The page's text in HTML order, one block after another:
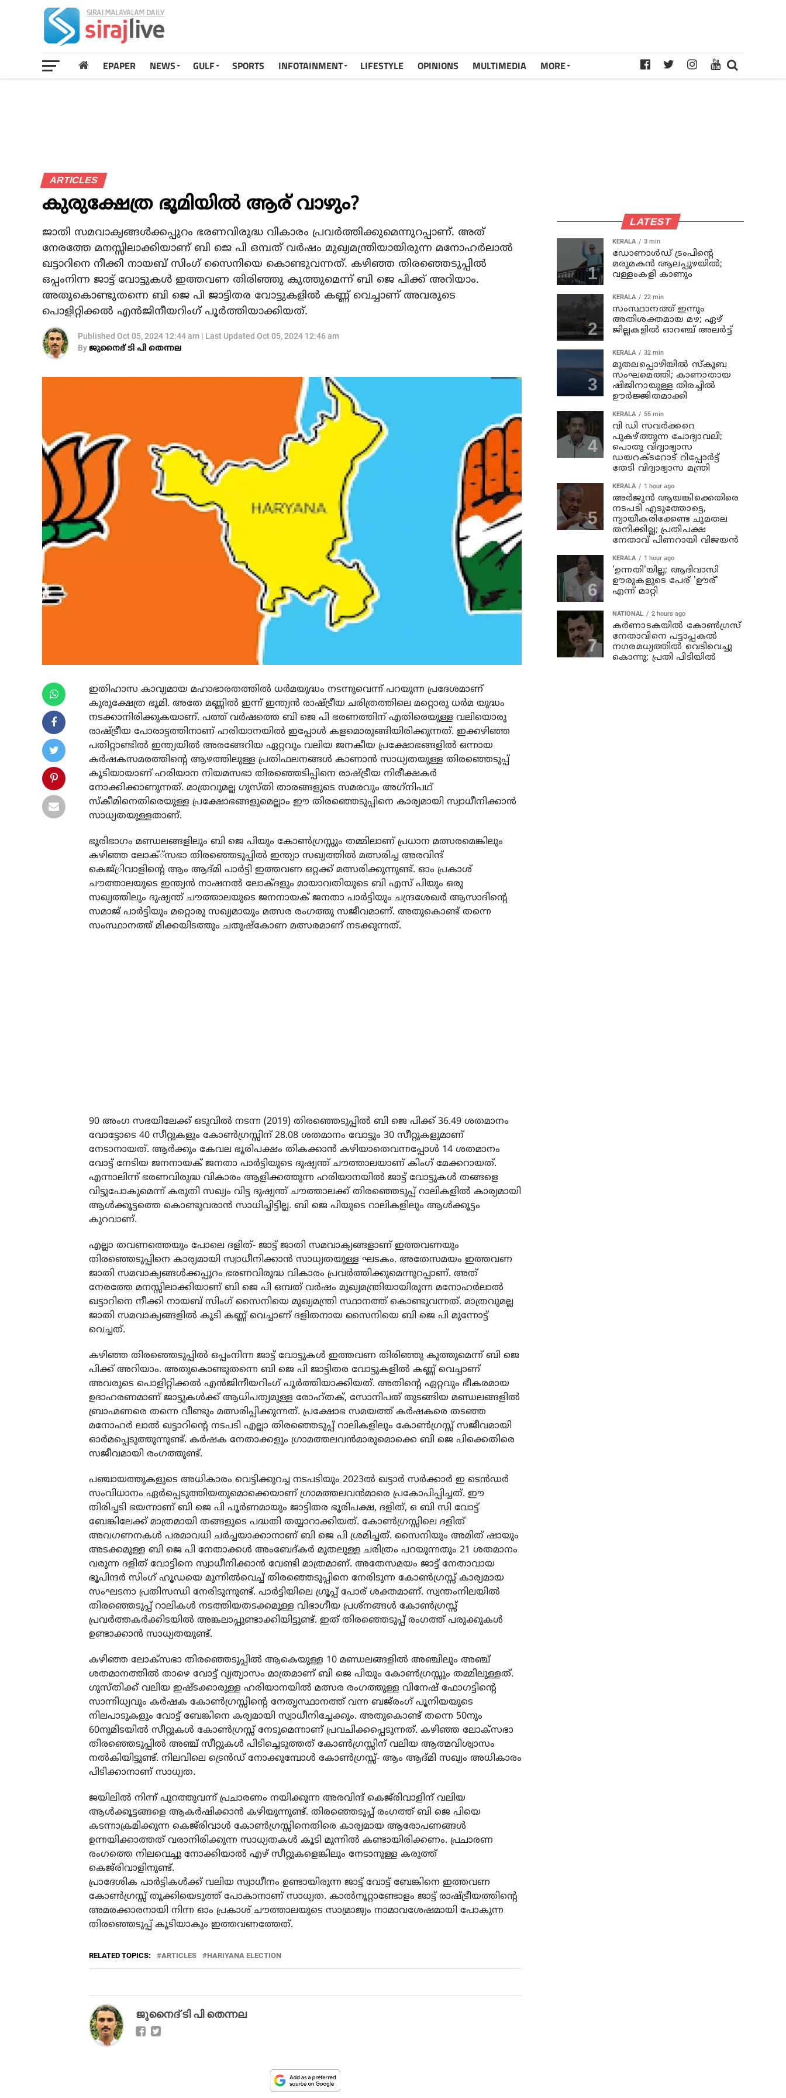
EPAPER NEWS GULF SPORTS INFOTAINMENT LIFESTYLE OPINIONS MULTIMEDIA MORE
ARTICLES
കുരുക്ഷേത്ര ഭൂമിയിൽ ആര് വാഴും?
ജാതി സമവാക്യങ്ങൾക്കപ്പുറം ഭരണവിരുദ്ധ വികാരം പ്രവർത്തിക്കുമെന്നുറപ്പാണ്. അത്
നേരത്തേ മനസ്സിലാക്കിയാണ് ബി ജെ പി ഒമ്പത് വർഷം മുഖ്യമന്ത്രിയായിരുന്ന മനോഹർലാൽ
ഖട്ടാറിനെ നീക്കി നായബ് സിംഗ് സൈനിയെ കൊണ്ടുവന്നത്. കഴിഞ്ഞ തിരഞ്ഞെടുപ്പിൽ
ഒപ്പംനിന്ന ജാട്ട് വോട്ടുകൾ ഇത്തവണ തിരിഞ്ഞു കുത്തുമെന്ന് ബി ജെ പിക്ക് അറിയാം.
അതുകൊണ്ടുതന്നെ ബി ജെ പി ജാട്ടിതര വോട്ടുകളിൽ കണ്ണ് വെച്ചാണ് അവരുടെ
പൊളിറ്റിക്കൽ എൻജിനീയറിംഗ് പൂർത്തിയാക്കിയത്.
Published Oct 05, 2024 12:44 am | Last Updated Oct 05, 2024 12:46 am
Byജുനൈദ് ടി പി തെന്നല
ഇതിഹാസ കാവ്യമായ മഹാഭാരതത്തിൽ ധർമയുദ്ധം നടന്നുവെന്ന് പറയുന്ന പ്രദേശമാണ്
കുരുക്ഷേത്ര ഭൂമി. അതേ മണ്ണിൽ ഇന്ന് ഇന്ത്യൻ രാഷ്ട്രീയ ചരിത്രത്തിലെ മറ്റൊരു ധർമ യുദ്ധം
നടക്കാനിരിക്കുകയാണ്. പത്ത് വർഷത്തെ ബി ജെ പി ഭരണത്തിന് എതിരെയുള്ള വലിയൊരു
രാഷ്ട്രീയ പോരാട്ടത്തിനാണ് ഹരിയാനയിൽ ഇപ്പോൾ കളമൊരുങ്ങിയിരിക്കുന്നത്. ഇക്കഴിഞ്ഞ
പതിറ്റാണ്ടിൽ ഇന്ത്യയിൽ അരങ്ങേറിയ ഏറ്റവും വലിയ ജനകീയ പ്രക്ഷോഭങ്ങളിൽ ഒന്നായ
കർഷകസമരത്തിന്റെ ആഴത്തിലുള്ള പ്രതിഫലനങ്ങൾ കാണാൻ സാധ്യതയുള്ള തിരഞ്ഞെടുപ്പ്
കൂടിയായാണ് ഹരിയാന നിയമസഭാ തിരഞ്ഞെടിപ്പിനെ രാഷ്ട്രീയ നിരീക്ഷകർ
നോക്കിക്കാണുന്നത്. മാത്രവുമല്ല ഗുസ്തി താരങ്ങളുടെ സമരവും അഗ്‌നിപഥ്
സ്‌കീമിനെതിരെയുള്ള പ്രക്ഷോഭങ്ങളുമെല്ലാം ഈ തിരഞ്ഞെടുപ്പിനെ കാര്യമായി സ്വാധീനിക്കാൻ
സാധ്യതയുള്ളതാണ്.
ഭൂരിഭാഗം മണ്ഡലങ്ങളിലും ബി ജെ പിയും കോൺഗ്രസ്സും തമ്മിലാണ് പ്രധാന മത്സരമെങ്കിലും
കഴിഞ്ഞ ലോക്്‌സഭാ തിരഞ്ഞെടുപ്പിൽ ഇന്ത്യാ സഖ്യത്തിൽ മത്സരിച്ച അരവിന്ദ്
കെജ്്രിവാളിന്റെ ആം ആദ്മി പാർട്ടി ഇത്തവണ ഒറ്റക്ക് മത്സരിക്കുന്നുണ്ട്. ഓം പ്രകാശ്
ചൗത്താലയുടെ ഇന്ത്യൻ നാഷനൽ ലോക്ദളും മായാവതിയുടെ ബി എസ് പിയും ഒരു
സഖ്യത്തിലും ദുഷ്യന്ത് ചൗത്താലയുടെ ജനനായക് ജനതാ പാർട്ടിയും ചന്ദ്രശേഖർ ആസാദിന്റെ
സമാജ് പാർട്ടിയും മറ്റൊരു സഖ്യമായും മത്സര രംഗത്തു സജീവമാണ്. അതുകൊണ്ട് തന്നെ
സംസ്ഥാനത്ത് മിക്കയിടത്തും ചതുഷ്‌കോണ മത്സരമാണ് നടക്കുന്നത്.
90 അംഗ സഭയിലേക്ക് ഒടുവിൽ നടന്ന (2019) തിരഞ്ഞെടുപ്പിൽ ബി ജെ പിക്ക് 36.49 ശതമാനം
വോട്ടോടെ 40 സീറ്റുകളും കോൺഗ്രസ്സിന് 28.08 ശതമാനം വോട്ടും 30 സീറ്റുകളുമാണ്
നേടാനായത്. ആർക്കും കേവല ഭൂരിപക്ഷം തികക്കാൻ കഴിയാതെവന്നപ്പോൾ 14 ശതമാനം
വോട്ട് നേടിയ ജനനായക് ജനതാ പാർട്ടിയുടെ ദുഷ്യന്ത് ചൗത്താലയാണ് കിംഗ് മേക്കറായത്.
എന്നാലിന്ന് ഭരണവിരുദ്ധ വികാരം ആളിക്കത്തുന്ന ഹരിയാനയിൽ ജാട്ട് വോട്ടുകൾ തങ്ങളെ
വിട്ടുപോകുമെന്ന് കരുതി സഖ്യം വിട്ട ദുഷ്യന്ത് ചൗത്താലക്ക് തിരഞ്ഞെടുപ്പ് റാലികളിൽ കാര്യമായി
ആൾക്കൂട്ടത്തെ കൊണ്ടുവരാൻ സാധിച്ചിട്ടില്ല. ബി ജെ പിയുടെ റാലികളിലും ആൾക്കൂട്ടം
കുറവാണ്.
എല്ലാ തവണത്തെയും പോലെ ദളിത്- ജാട്ട് ജാതി സമവാക്യങ്ങളാണ് ഇത്തവണയും
തിരഞ്ഞെടുപ്പിനെ കാര്യമായി സ്വാധീനിക്കാൻ സാധ്യതയുള്ള ഘടകം. അതേസമയം ഇത്തവണ
ജാതി സമവാക്യങ്ങൾക്കപ്പുറം ഭരണവിരുദ്ധ വികാരം പ്രവർത്തിക്കുമെന്നുറപ്പാണ്. അത്
നേരത്തേ മനസ്സിലാക്കിയാണ് ബി ജെ പി ഒമ്പത് വർഷം മുഖ്യമന്ത്രിയായിരുന്ന മനോഹർലാൽ
ഖട്ടാറിനെ നീക്കി നായബ് സിംഗ് സൈനിയെ മുഖ്യമന്ത്രി സ്ഥാനത്ത് കൊണ്ടുവന്നത്. മാത്രവുമല്ല
ജാതി സമവാക്യങ്ങളിൽ കൂടി കണ്ണ് വെച്ചാണ് ദളിതനായ സൈനിയെ ബി ജെ പി മുന്നോട്ട്
വെച്ചത്.
കഴിഞ്ഞ തിരഞ്ഞെടുപ്പിൽ ഒപ്പംനിന്ന ജാട്ട് വോട്ടുകൾ ഇത്തവണ തിരിഞ്ഞു കുത്തുമെന്ന് ബി ജെ
പിക്ക് അറിയാം. അതുകൊണ്ടുതന്നെ ബി ജെ പി ജാട്ടിതര വോട്ടുകളിൽ കണ്ണ് വെച്ചാണ്
അവരുടെ പൊളിറ്റിക്കൽ എൻജിനീയറിംഗ് പൂർത്തിയാക്കിയത്. അതിന്റെ ഏറ്റവും ഭീകരമായ
ഉദാഹരണമാണ് ജാട്ടുകൾക്ക് ആധിപത്യമുള്ള രോഹ്തക്, സോനിപത് തുടങ്ങിയ മണ്ഡലങ്ങളിൽ
ബ്രാഹ്മണരെ തന്നെ വീണ്ടും മത്സരിപ്പിക്കുന്നത്. പ്രക്ഷോഭ സമയത്ത് കർഷകരെ തടഞ്ഞ
മനോഹർ ലാൽ ഖട്ടാറിന്റെ നടപടി എല്ലാ തിരഞ്ഞെടുപ്പ് റാലികളിലും കോൺഗ്രസ്സ് സജീവമായി
ഓർമപ്പെടുത്തുന്നുണ്ട്. കർഷക നേതാക്കളും ഗ്രാമത്തലവൻമാരുമൊക്കെ ബി ജെ പിക്കെതിരെ
സജീവമായി രംഗത്തുണ്ട്.
പഞ്ചായത്തുകളുടെ അധികാരം വെട്ടിക്കുറച്ച നടപടിയും 2023ൽ ഖട്ടാർ സർക്കാർ ഇ ടെൻഡർ
സംവിധാനം ഏർപ്പെടുത്തിയതുമൊക്കെയാണ് ഗ്രാമത്തലവൻമാരെ പ്രകോപിപ്പിച്ചത്. ഈ
തിരിച്ചടി ഭയന്നാണ് ബി ജെ പി പൂർണമായും ജാട്ടിതര ഭൂരിപക്ഷ, ദളിത്, ഒ ബി സി വോട്ട്
ബേങ്കിലേക്ക് മാത്രമായി തങ്ങളുടെ പദ്ധതി തയ്യാറാക്കിയത്. കോൺഗ്രസ്സിലെ ദളിത്
അവഗണനകൾ പരമാവധി ചർച്ചയാക്കാനാണ് ബി ജെ പി ശ്രമിച്ചത്. സൈനിയും അമിത് ഷായും
അടക്കമുള്ള ബി ജെ പി നേതാക്കൾ അംബേദ്കർ മുതലുള്ള ചരിത്രം പറയുന്നതും 21 ശതമാനം
വരുന്ന ദളിത് വോട്ടിനെ സ്വാധീനിക്കാൻ വേണ്ടി മാത്രമാണ്. അതേസമയം ജാട്ട് നേതാവായ
ഭൂപിന്ദർ സിംഗ് ഹൂഡയെ മുന്നിൽവെച്ച് തിരഞ്ഞെടുപ്പിനെ നേരിടുന്ന കോൺഗ്രസ്സ് കാര്യമായ
സംഘടനാ പ്രതിസന്ധി നേരിടുന്നുണ്ട്. പാർട്ടിയിലെ ഗ്രൂപ്പ് പോര് ശക്തമാണ്. സ്വന്തംനിലയിൽ
തിരഞ്ഞെടുപ്പ് റാലികൾ നടത്തിയതടക്കമുള്ള വിഭാഗീയ പ്രശ്‌നങ്ങൾ കോൺഗ്രസ്സ്
പ്രവർത്തകർക്കിടയിൽ അങ്കലാപ്പുണ്ടാക്കിയിട്ടുണ്ട്. ഇത് തിരഞ്ഞെടുപ്പ് രംഗത്ത് പരുക്കുകൾ
ഉണ്ടാക്കാൻ സാധ്യതയുണ്ട്.
കഴിഞ്ഞ ലോക്‌സഭാ തിരഞ്ഞെടുപ്പിൽ ആകെയുള്ള 10 മണ്ഡലങ്ങളിൽ അഞ്ചിലും അഞ്ച്
ശതമാനത്തിൽ താഴെ വോട്ട് വ്യത്യാസം മാത്രമാണ് ബി ജെ പിയും കോൺഗ്രസ്സും തമ്മിലുള്ളത്.
ഗുസ്തിക്ക് വലിയ ഇഷ്ടക്കാരുള്ള ഹരിയാനയിൽ മത്സര രംഗത്തുള്ള വിനേഷ് ഫോഗട്ടിന്റെ
സാന്നിധ്യവും കർഷക കോൺഗ്രസ്സിന്റെ നേതൃസ്ഥാനത്ത് വന്ന ബജ്‌രംഗ് പൂനിയയുടെ
നിലപാടുകളും വോട്ട് ബേങ്കിനെ കര്യമായി സ്വാധീനിച്ചേക്കും. അതുകൊണ്ട് തന്നെ 50നും
60നുമിടയിൽ സീറ്റുകൾ കോൺഗ്രസ്സ് നേടുമെന്നാണ് പ്രവചിക്കപ്പെടുന്നത്. കഴിഞ്ഞ ലോക്സഭാ
തിരഞ്ഞെടുപ്പിൽ അഞ്ച് സീറ്റുകൾ പിടിച്ചെടുത്തത് കോൺഗ്രസ്സിന് വലിയ ആത്മവിശ്വാസം
നൽകിയിട്ടുണ്ട്. നിലവിലെ ട്രെൻഡ് നോക്കുമ്പോൾ കോൺഗ്രസ്സ്- ആം ആദ്മി സഖ്യം അധികാരം
പിടിക്കാനാണ് സാധ്യത.
ജയിലിൽ നിന്ന് പുറത്തുവന്ന് പ്രചാരണം നയിക്കുന്ന അരവിന്ദ് കെജ്‌രിവാളിന് വലിയ
ആൾക്കൂട്ടങ്ങളെ ആകർഷിക്കാൻ കഴിയുന്നുണ്ട്. തിരഞ്ഞെടുപ്പ് രംഗത്ത് ബി ജെ പിയെ
കടന്നാക്രമിക്കുന്ന കെജ്‌രിവാൾ കോൺഗ്രസ്സിനെതിരെ കാര്യമായ ആരോപണങ്ങൾ
ഉന്നയിക്കാത്തത് വരാനിരിക്കുന്ന സാധ്യതകൾ കൂടി മുന്നിൽ കണ്ടായിരിക്കണം. പ്രചാരണ
രംഗത്തെ നിലവെച്ചു നോക്കിയാൽ എഴ് സീറ്റുകളെങ്കിലും നേടാനുള്ള കരുത്ത്
കെജ്‌രിവാളിനുണ്ട്.
പ്രാദേശിക പാർട്ടികൾക്ക് വലിയ സ്വാധീനം ഉണ്ടായിരുന്ന ജാട്ട് വോട്ട് ബേങ്കിനെ ഇത്തവണ
കോൺഗ്രസ്സ് തൂക്കിയെടുത്ത് പോകാനാണ് സാധ്യത. കാൽനൂറ്റാണ്ടോളം ജാട്ട് രാഷ്ട്രീയത്തിന്റെ
അമരക്കാരനായി നിന്ന ഓം പ്രകാശ് ചൗത്താലയുടെ സാമ്രാജ്യം നാമാവശേഷമായി പോകുന്ന
തിരഞ്ഞെടുപ്പ് കൂടിയാകും ഇത്തവണത്തേത്.
RELATED TOPICS: ARTICLES HARIYANA ELECTION
ജുനൈദ് ടി പി തെന്നല
LATEST
KERALA 3 min
ഡോണാള്‍ഡ് ട്രംപിന്റെ
മരുമകന്‍ ആലപ്പുഴയിൽ;
വള്ളംകളി കാണും
KERALA 22 min
സംസ്ഥാനത്ത് ഇന്നും
അതിശക്തമായ മഴ; ഏഴ്
ജില്ലകളില്‍ ഓറഞ്ച് അലര്‍ട്ട്
KERALA 32 min
മുതലപ്പൊഴിയില്‍ സ്‌കൂബ
സംഘമെത്തി; കാണാതായ
ഷിജിനായുള്ള തിരച്ചില്‍
ഊര്‍ജ്ജിതമാക്കി
KERALA 55 min
വി ഡി സവര്‍ക്കറെ
പുകഴ്ത്തുന്ന ചോദ്യാവലി;
പൊതു വിദ്യാഭ്യാസ
ഡയറക്ടറോട് റിപ്പോര്‍ട്ട്
തേടി വിദ്യാഭ്യാസ മന്ത്രി
KERALA 1 hour ago
അര്‍ജുന്‍ ആയങ്കിക്കെതിരെ
നടപടി എടുത്തോട്ടെ,
ന്യായീകരിക്കേണ്ട ചുമതല
തനിക്കില്ല; പ്രതിപക്ഷ
നേതാവ് പിണറായി വിജയന്‍
KERALA 1 hour ago
'ഉന്നതി'യില്ല; ആദിവാസി
ഊരുകളുടെ പേര് 'ഊര്'
എന്ന് മാറ്റി
NATIONAL 2 hours ago
കര്‍ണാടകയില്‍ കോണ്‍ഗ്രസ്
നേതാവിനെ പട്ടാപ്പകല്‍
നഗരമധ്യത്തില്‍ വെടിവെച്ചു
കൊന്നു; പ്രതി പിടിയില്‍